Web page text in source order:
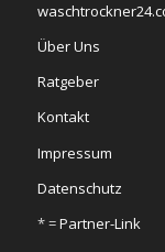
Über Uns
Ratgeber
Kontakt
Impressum
Datenschutz
* =Partner-Link